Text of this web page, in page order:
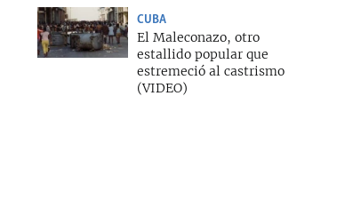
CUBA
El Maleconazo, otro
estallido popular que
estremeció al castrismo
(VIDEO)